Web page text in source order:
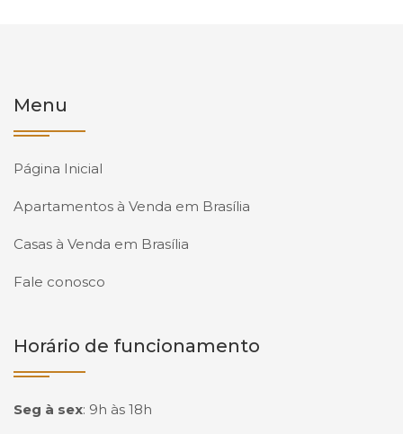
Menu
Página Inicial
Apartamentos à Venda em Brasília
Casas à Venda em Brasília
Fale conosco
Horário de funcionamento
Seg à sex: 9h às 18h